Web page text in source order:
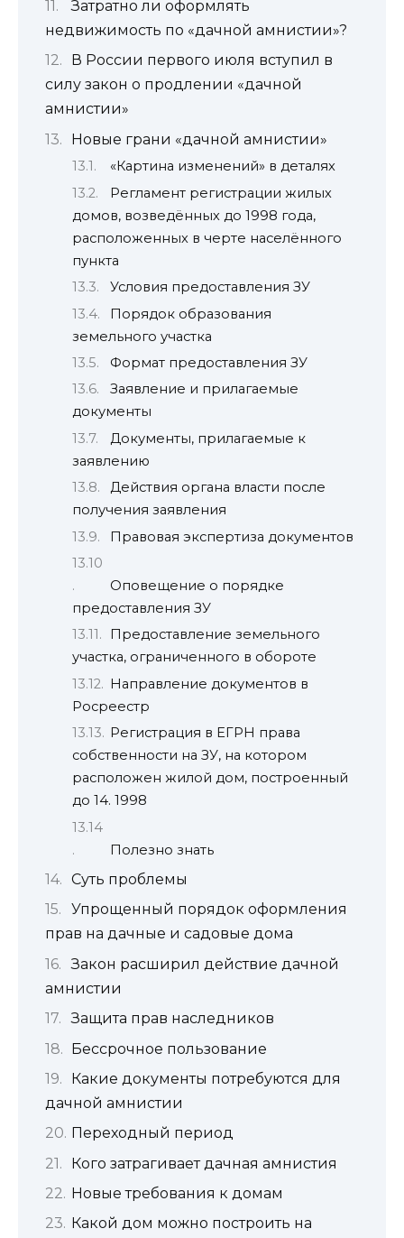
Затратно ли оформлять
недвижимость по «дачной амнистии»?
В России первого июля вступил в
силу закон о продлении «дачной
амнистии»
Новые грани «дачной амнистии»
«Картина изменений» в деталях
Регламент регистрации жилых
домов, возведённых до 1998 года,
расположенных в черте населённого
пункта
Условия предоставления ЗУ
Порядок образования
земельного участка
Формат предоставления ЗУ
Заявление и прилагаемые
документы
Документы, прилагаемые к
заявлению
Действия органа власти после
получения заявления
Правовая экспертиза документов
Оповещение о порядке
предоставления ЗУ
Предоставление земельного
участка, ограниченного в обороте
Направление документов в
Росреестр
Регистрация в ЕГРН права
собственности на ЗУ, на котором
расположен жилой дом, построенный
до 14. 1998
Полезно знать
Суть проблемы
Упрощенный порядок оформления
прав на дачные и садовые дома
Закон расширил действие дачной
амнистии
Защита прав наследников
Бессрочное пользование
Какие документы потребуются для
дачной амнистии
Переходный период
Кого затрагивает дачная амнистия
Новые требования к домам
Какой дом можно построить на